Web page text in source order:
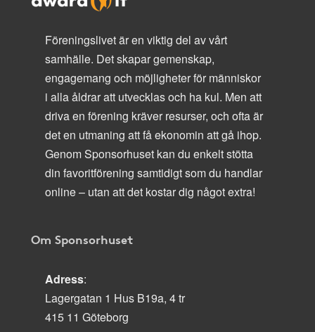
Föreningslivet är en viktig del av vårt
samhälle. Det skapar gemenskap,
engagemang och möjligheter för människor
i alla åldrar att utvecklas och ha kul. Men att
driva en förening kräver resurser, och ofta är
det en utmaning att få ekonomin att gå ihop.
Genom Sponsorhuset kan du enkelt stötta
din favoritförening samtidigt som du handlar
online – utan att det kostar dig något extra!
Om Sponsorhuset
Adress:
Lagergatan 1 Hus B19a, 4 tr
415 11 Göteborg